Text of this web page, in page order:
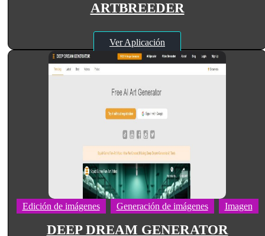
ARTBREEDER
Ver Aplicación
Edición de imágenes Generación de imágenes Imagen
DEEP DREAM GENERATOR